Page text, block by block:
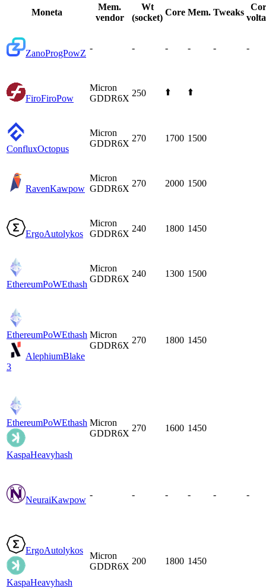
Moneta
Mem.
vendor
Wt
(socket)
Core Mem. Tweaks
ZanoProgPowZ
- - - - - -
FiroFiroPow
Micron
GDDR6X
250 ⬆️ ⬆️
ConfluxOctopus
Micron
GDDR6X
270 1700 1500
RavenKawpow
Micron
GDDR6X
270 2000 1500
ErgoAutolykos
Micron
GDDR6X
240 1800 1450
EthereumPoWEthash
Micron
GDDR6X
240 1300 1500
EthereumPoWEthash
AlephiumBlake
3
Micron
GDDR6X
270 1800 1450
EthereumPoWEthash
KaspaHeavyhash
Micron
GDDR6X
270 1600 1450
NeuraiKawpow
- - - - - -
ErgoAutolykos
KaspaHeavyhash
Micron
GDDR6X
200 1800 1450